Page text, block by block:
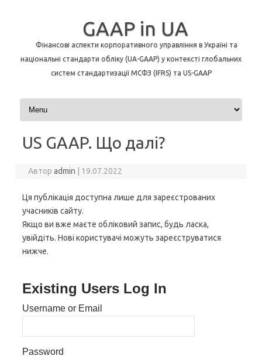
GAAP in UA
Фінансові аспекти корпоративного управління в Україні та
національні стандарти обліку (UA-GAAP) у контексті глобальних
систем стандартизації МСФЗ (IFRS) та US-GAAP
Перейти до контенту
US GAAP. Що далі?
Авторadmin 19.07.2022
Ця публікація доступна лише для зареєстрованих
учасників сайту.
Якщо ви вже маєте обліковий запис, будь ласка,
увійдіть. Нові користувачі можуть зареєструватися
нижче.
Existing Users Log In
Username or Email
Password